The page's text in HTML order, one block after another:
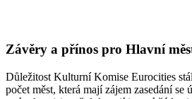
Závěry a přínos pro Hlavní
Důležitost Kulturní Komise Eurocities
počet měst, která mají zájem zasedání se